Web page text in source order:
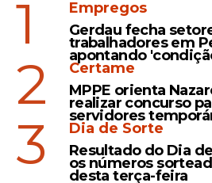
1
Empregos
Gerdau fecha
trabalhadores em
apontando
2
Certame
MPPE orienta
realizar concurso
servidores
3
Dia de Sorte
Resultado do Dia
os números
desta terça-feira